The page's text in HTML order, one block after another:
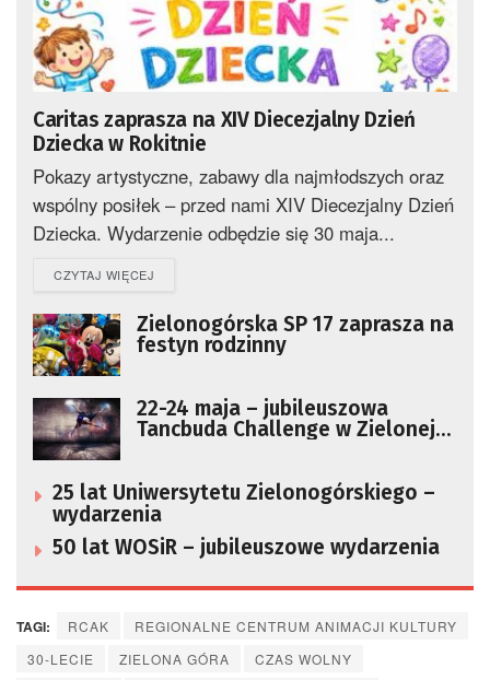
Caritas zaprasza na XIV Diecezjalny Dzień
Dziecka w Rokitnie
Pokazy artystyczne, zabawy dla najmłodszych oraz
wspólny posiłek – przed nami XIV Diecezjalny Dzień
Dziecka. Wydarzenie odbędzie się 30 maja...
CZYTAJ WIĘCEJ
Zielonogórska SP 17 zaprasza na
festyn rodzinny
22-24 maja – jubileuszowa
Tancbuda Challenge w Zielonej
25 lat Uniwersytetu Zielonogórskiego –
wydarzenia
50 lat WOSiR – jubileuszowe wydarzenia
TAGI: RCAK
REGIONALNE CENTRUM ANIMACJI KULTURY
30-LECIE
ZIELONA GÓRA CZAS WOLNY